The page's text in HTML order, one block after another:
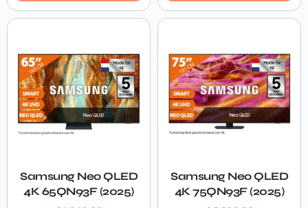
Samsung Neo QLED
4K 65QN93F (2025)
Samsung Neo QLED
4K 75QN93F (2025)